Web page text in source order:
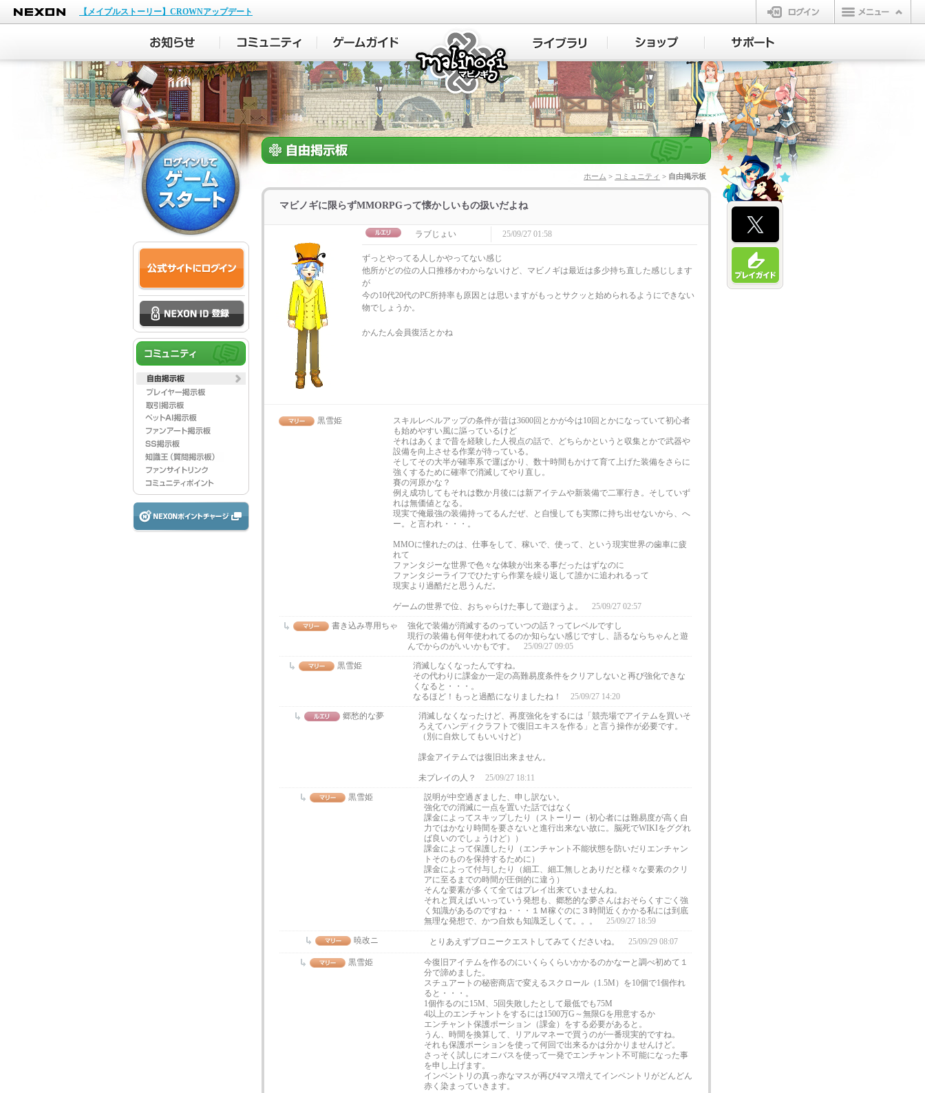
NEXON
【メイプルストーリー】CROWNアップデート
ログイン
マビノギ
ホーム > コミュニティ > 自由掲示板
マビノギに限らずMMORPGって懐かしいもの扱いだよね
ラブじょい 25/09/27 01:58
ずっとやってる人しかやってない感じ
他所がどの位の人口推移かわからないけど、マビノギは最近は多少持ち直した感じします
が
今の10代20代のPC所持率も原因とは思いますがもっとサクッと始められるようにできない
物でしょうか。
かんたん会員復活とかね
黒雪姫
スキルレベルアップの条件が昔は3600回とかが今は10回とかになっていて初心者
も始めやすい風に謳っているけど
それはあくまで昔を経験した人視点の話で、どちらかというと収集とかで武器や
設備を向上させる作業が待っている。
そしてその大半が確率系で運ばかり、数十時間もかけて育て上げた装備をさらに
強くするために確率で消滅してやり直し。
賽の河原かな？
例え成功してもそれは数か月後には新アイテムや新装備で二軍行き。そしていず
れは無価値となる。
現実で俺最強の装備持ってるんだぜ、と自慢しても実際に持ち出せないから、へ
ー。と言われ・・・。
MMOに憧れたのは、仕事をして、稼いで、使って、という現実世界の歯車に疲
れて
ファンタジーな世界で色々な体験が出来る事だったはずなのに
ファンタジーライフでひたすら作業を繰り返して誰かに追われるって
現実より過酷だと思うんだ。
ゲームの世界で位、おちゃらけた事して遊ぼうよ。
25/09/27 02:57
書き込み専用ちゃ
強化で装備が消滅するのっていつの話？ってレベルですし
現行の装備も何年使われてるのか知らない感じですし、語るならちゃんと遊
んでからのがいいかもです。
25/09/27 09:05
黒雪姫
消滅しなくなったんですね。
その代わりに課金か一定の高難易度条件をクリアしないと再び強化できな
くなると・・・。
なるほど！もっと過酷になりましたね！
25/09/27 14:20
郷愁的な夢
消滅しなくなったけど、再度強化をするには「競売場でアイテムを買いそ
ろえてハンディクラフトで復旧エキスを作る」と言う操作が必要です。
（別に自炊してもいいけど）
課金アイテムでは復旧出来ません。
未プレイの人？
25/09/27 18:11
黒雪姫
説明が中空過ぎました、申し訳ない。
強化での消滅に一点を置いた話ではなく
課金によってスキップしたり（ストーリー（初心者には難易度が高く自
力ではかなり時間を要さないと進行出来ない故に。脳死でWIKIをググれ
ば良いのでしょうけど））
課金によって保護したり（エンチャント不能状態を防いだりエンチャン
トそのものを保持するために）
課金によって付与したり（細工、細工無しとありだと様々な要素のクリ
アに至るまでの時間が圧倒的に違う）
そんな要素が多くて全てはプレイ出来ていませんね。
それと買えばいいっていう発想も、郷愁的な夢さんはおそらくすごく強
く知識があるのですね・・・１Ｍ稼ぐのに３時間近くかかる私には到底
無理な発想で、かつ自炊も知識乏しくて。。。
25/09/27 18:59
暁改ニ
とりあえずブロニークエストしてみてくださいね。 25/09/29 08:07
黒雪姫
今復旧アイテムを作るのにいくらくらいかかるのかなーと調べ初めて１
分で諦めました。
スチュアートの秘密商店で変えるスクロール（1.5M）を10個で1個作れ
ると・・・。
1個作るのに15M、5回失敗したとして最低でも75M
4以上のエンチャントをするには1500万G～無限Gを用意するか
エンチャント保護ポーション（課金）をする必要があると。
うん、時間を換算して、リアルマネーで買うのが一番現実的ですね。
それも保護ポーションを使って何回で出来るかは分かりませんけど。
さっそく試しにオニバスを使って一発でエンチャント不可能になった事
を申し上げます。
インベントリの真っ赤なマスが再び4マス増えてインベントリがどんどん
赤く染まっていきます。